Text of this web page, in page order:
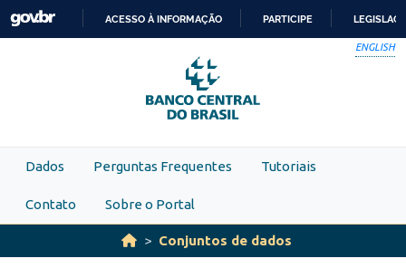
Skip to main content
PARA
O
CONTEÚDO
ACESSO À INFORMAÇÃO PARTICIPE
ENGLISH
Dados Perguntas Frequentes Tutoriais
Contato Sobre o Portal
Conjuntos de dados